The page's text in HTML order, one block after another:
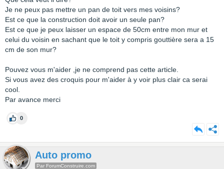
Je ne peux pas mettre un pan de toit vers mes voisins?
Est ce que la construction doit avoir un seule pan?
Est ce que je peux laisser un espace de 50cm entre mon mur et
celui du voisin en sachant que le toit y compris gouttière sera a 15
cm de son mur?
Pouvez vous m'aider ,je ne comprend pas cette article.
Si vous avez des croquis pour m'aider à y voir plus clair ca serai
cool.
Par avance merci
0
Auto promo
Par ForumConstruire.com